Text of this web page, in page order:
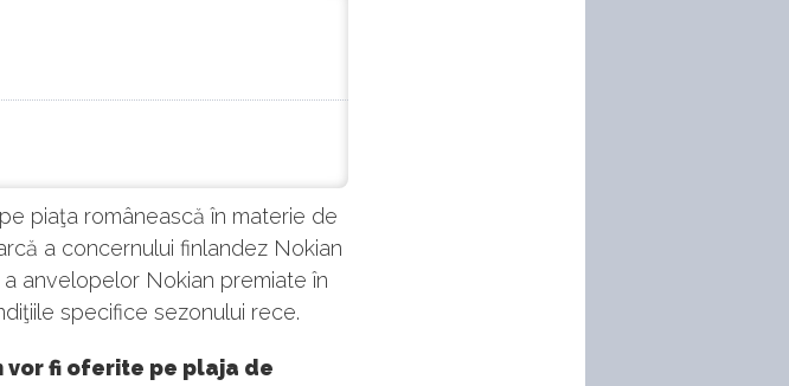
piaţa românească în materie de
a concernului finlandez Nokian
anvelopelor Nokian premiate în
specifice sezonului rece.
vor fi oferite pe plaja de